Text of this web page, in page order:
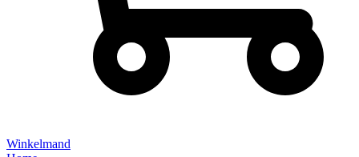
Winkelmand